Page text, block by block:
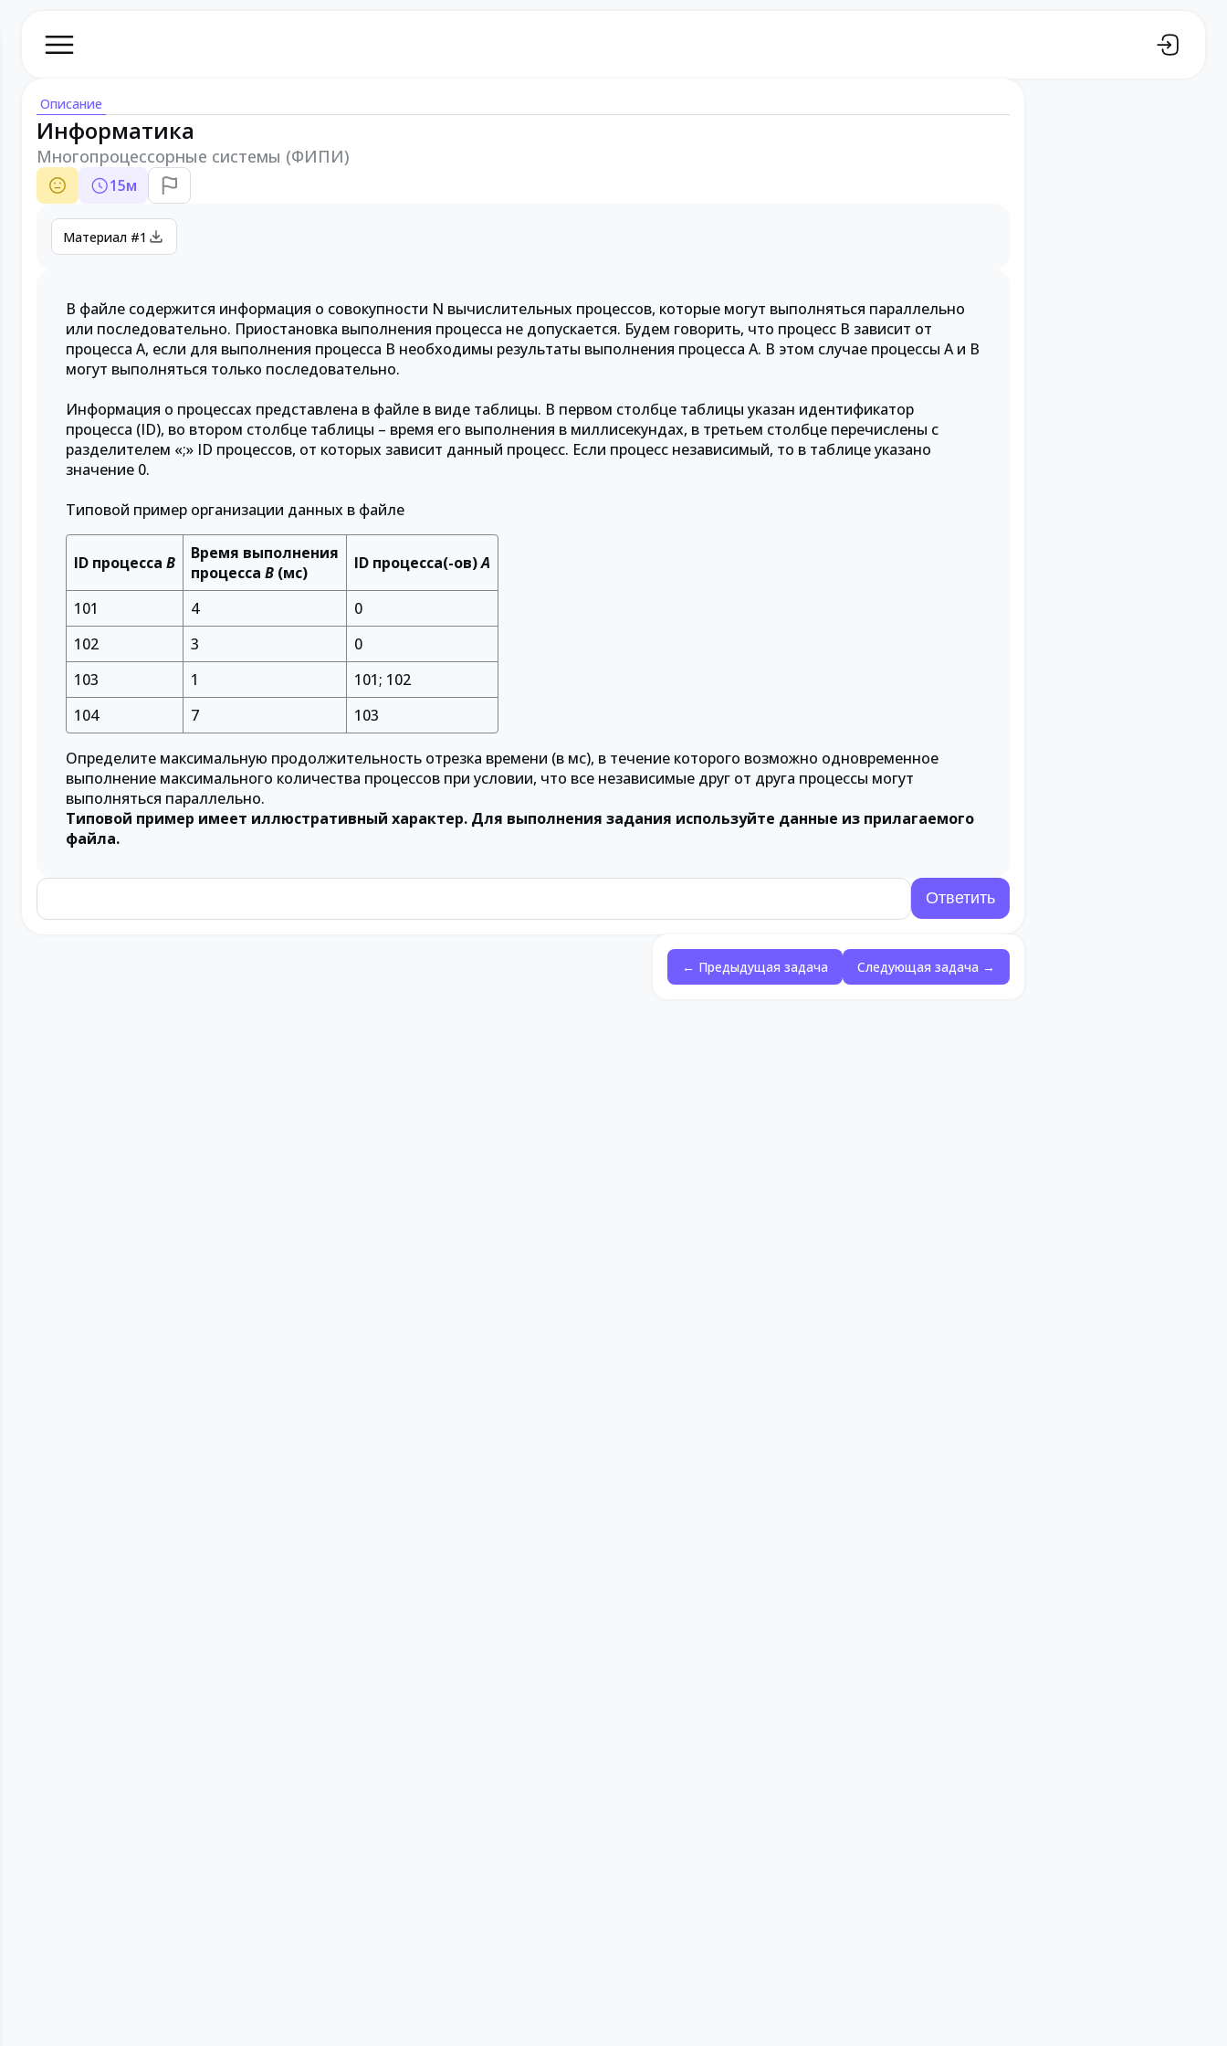
Описание
Информатика
Многопроцессорные системы (ФИПИ)
15м
Материал #1
В файле содержится информация о совокупности N вычислительных процессов, которые могут выполняться параллельно
или последовательно. Приостановка выполнения процесса не допускается. Будем говорить, что процесс B зависит от
процесса A, если для выполнения процесса B необходимы результаты выполнения процесса A. В этом случае процессы A и B
могут выполняться только последовательно.
Информация о процессах представлена в файле в виде таблицы. В первом столбце таблицы указан идентификатор
процесса (ID), во втором столбце таблицы – время его выполнения в миллисекундах, в третьем столбце перечислены с
разделителем «;» ID процессов, от которых зависит данный процесс. Если процесс независимый, то в таблице указано
значение 0.
Типовой пример организации данных в файле
ID процесса B
Время выполнения
процесса B (мс) ID процесса(-ов)A
101 4
0
102
3
0
103
1
101; 102
104
7 103
Определите максимальную продолжительность отрезка времени (в мс), в течение которого возможно одновременное
выполнение максимального количества процессов при условии, что все независимые друг от друга процессы могут
выполняться параллельно.
Типовой пример имеет иллюстративный характер. Для выполнения задания используйте данные из прилагаемого
файла.
← Предыдущая задача Следующая задача →